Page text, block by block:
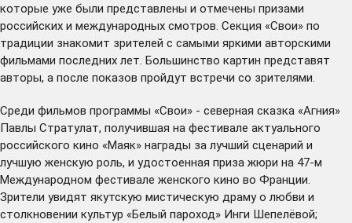
которые уже были представлены и отмечены призами
российских и международных смотров. Секция «Свои» по
традиции знакомит зрителей с самыми яркими авторскими
фильмами последних лет. Большинство картин представят
авторы, а после показов пройдут встречи со зрителями.
Среди фильмов программы «Свои» - северная сказка «Агния»
Павлы Стратулат, получившая на фестивале актуального
российского кино «Маяк» награды за лучший сценарий и
лучшую женскую роль, и удостоенная приза жюри на 47-м
Международном фестивале женского кино во Франции.
Зрители увидят якутскую мистическую драму о любви и
столкновении культур «Белый пароход» Инги Шепелёвой;